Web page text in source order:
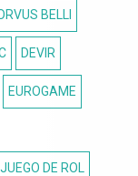
BELLI
DEVIR
EUROGAME
JUEGO DE ROL